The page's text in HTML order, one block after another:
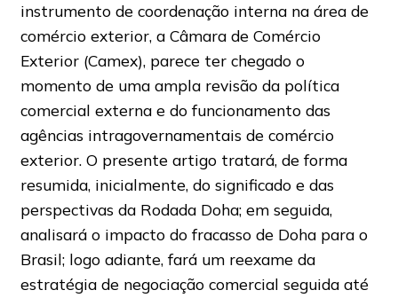
instrumento de coordenação interna na área de
comércio exterior, a Câmara de Comércio
Exterior (Camex), parece ter chegado o
momento de uma ampla revisão da política
comercial externa e do funcionamento das
agências intragovernamentais de comércio
exterior. O presente artigo tratará, de forma
resumida, inicialmente, do significado e das
perspectivas da Rodada Doha; em seguida,
analisará o impacto do fracasso de Doha para o
Brasil; logo adiante, fará um reexame da
estratégia de negociação comercial seguida até